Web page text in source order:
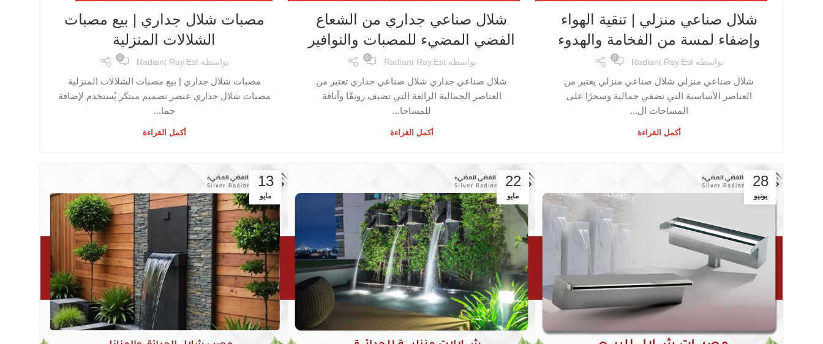
شلال صناعي منزلي | تنقية الهواء
وإضفاء لمسة من الفخامة والهدوء
بواسطة Radiant Ray.est
0
شلال صناعي منزلي شلال صناعي منزلي يعتبر من
العناصر الأساسية التي تضفي جمالية وسحرًا على
المساحات ال...
أكمل القراءة
شلال صناعي جداري من الشعاع
الفضي المضيء للمصبات والنوافير
بواسطة Radiant Ray.est
0
شلال صناعي جداري شلال صناعي جداري تعتبر من
العناصر الجمالية الرائعة التي تضيف رونقًا وأناقة
للمساحا...
أكمل القراءة
مصبات شلال جداري | بيع مصبات
الشلالات المنزلية
بواسطة Radiant Ray.est
0
مصبات شلال جداري | بيع مصبات الشلالات المنزلية
مصبات شلال جداري عنصر تصميم مبتكر يُستخدم لإضافة
جما...
أكمل القراءة
28
يونيو
22
مايو
13
مايو